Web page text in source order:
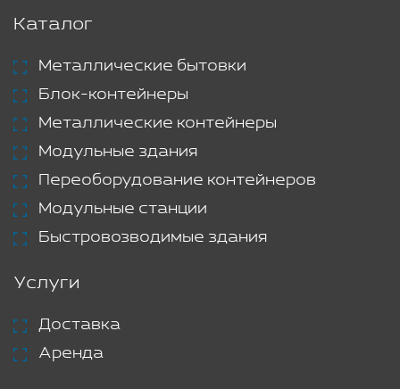
Каталог
Металлические бытовки
Блок-контейнеры
Металлические контейнеры
Модульные здания
Переоборудование контейнеров
Модульные станции
Быстровозводимые здания
Услуги
Доставка
Аренда